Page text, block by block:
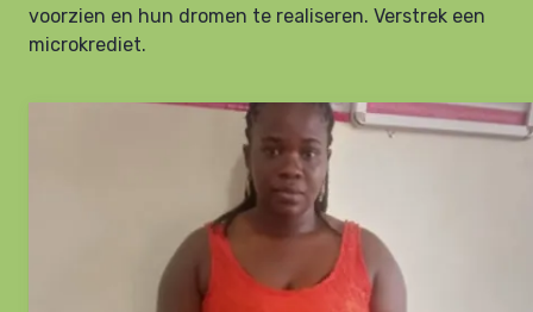
voorzien en hun dromen te realiseren. Verstrek een
microkrediet.